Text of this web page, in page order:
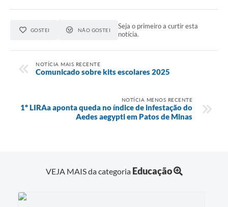
GOSTEI NÃO GOSTEI
Seja o primeiro a curtir esta
notícia.
NOTÍCIA MAIS RECENTE
Comunicado sobre kits escolares 2025
NOTÍCIA MENOS RECENTE
1º LIRAa aponta queda no índice de infestação do
Aedes aegypti em Patos de Minas
VEJA MAIS da categoria Educação